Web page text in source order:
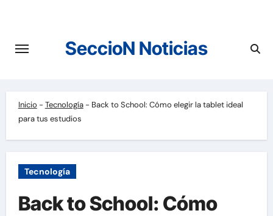
contenido
SeccioN Noticias
Inicio - Tecnología- Back to School: Cómo elegir la tablet ideal
para tus estudios
Tecnología
Back to School: Cómo